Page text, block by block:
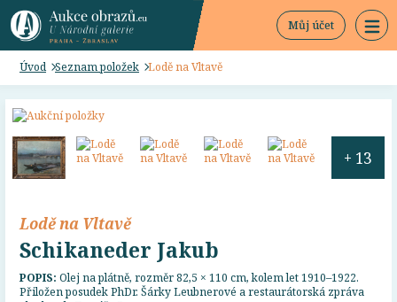
Můj účet
Úvod Seznam položek Lodě na Vltavě
+ 13
Lodě na Vltavě
Schikaneder Jakub
POPIS: Olej na plátně, rozměr 82,5 × 110 cm, kolem let 1910–1922.
Přiložen posudek PhDr. Šárky Leubnerové a restaurátorská zpráva